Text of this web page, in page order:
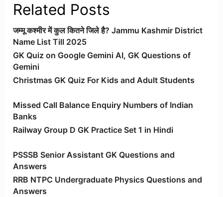
Related Posts
जम्मू कश्मीर में कुल कितने जिले है? Jammu Kashmir District
Name List Till 2025
GK Quiz on Google Gemini AI, GK Questions of
Gemini
Christmas GK Quiz For Kids and Adult Students
Missed Call Balance Enquiry Numbers of Indian
Banks
Railway Group D GK Practice Set 1 in Hindi
PSSSB Senior Assistant GK Questions and
Answers
RRB NTPC Undergraduate Physics Questions and
Answers